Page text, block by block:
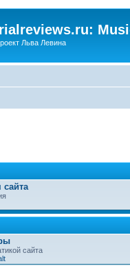
Льва Левина
сайта